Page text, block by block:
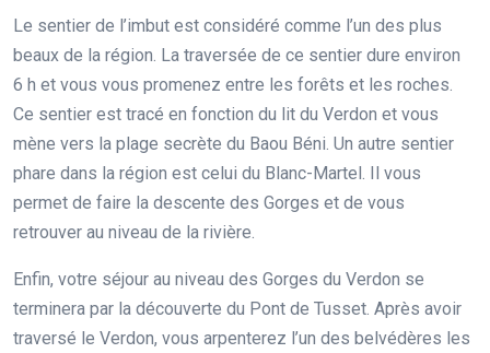
Le sentier de l’imbut est considéré comme l’un des plus
beaux de la région. La traversée de ce sentier dure environ
6 h et vous vous promenez entre les forêts et les roches.
Ce sentier est tracé en fonction du lit du Verdon et vous
mène vers la plage secrète du Baou Béni. Un autre sentier
phare dans la région est celui du Blanc-Martel. Il vous
permet de faire la descente des Gorges et de vous
retrouver au niveau de la rivière.
Enfin, votre séjour au niveau des Gorges du Verdon se
terminera par la découverte du Pont de Tusset. Après avoir
traversé le Verdon, vous arpenterez l’un des belvédères les